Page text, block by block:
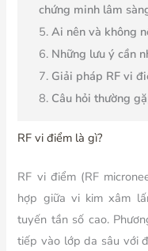
chứng minh lâm
Ai nên và không
Những lưu ý cần
Giải pháp RF vi
Câu hỏi thường
RF vi điểm là gì?
RF vi điểm (RF
hợp giữa vi kim xâm
tuyến tần số cao.
tiếp vào lớp da sâu với